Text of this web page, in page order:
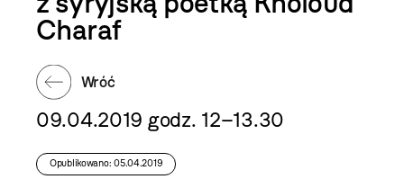
Charaf
Wróć
09.04.2019 godz. 12–13.30
Opublikowano: 05.04.2019